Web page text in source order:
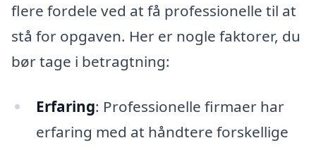
flere fordele ved at få professionelle til at
stå for opgaven. Her er nogle faktorer, du
bør tage i betragtning:
Erfaring: Professionelle firmaer har
erfaring med at håndtere forskellige